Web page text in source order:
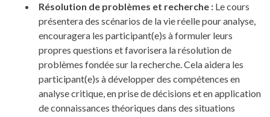
Résolution de problèmes et recherche : Le cours
présentera des scénarios de la vie réelle pour analyse,
encouragera les participant(e)s à formuler leurs
propres questions et favorisera la résolution de
problèmes fondée sur la recherche. Cela aidera les
participant(e)s à développer des compétences en
analyse critique, en prise de décisions et en application
de connaissances théoriques dans des situations